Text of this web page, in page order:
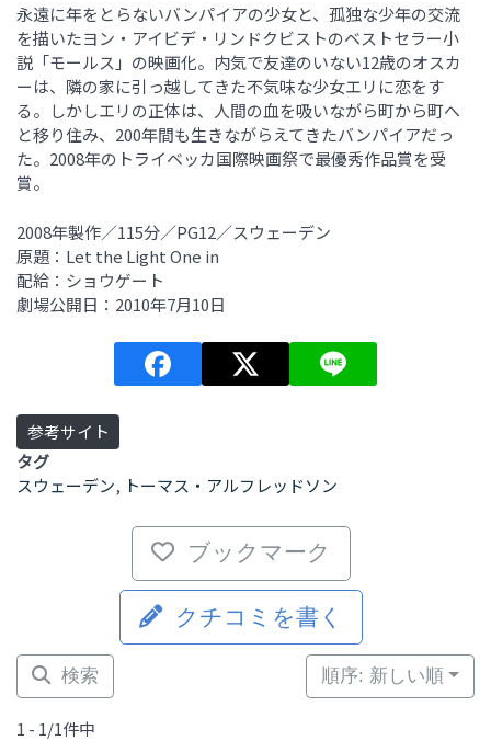
永遠に年をとらないバンパイアの少女と、孤独な少年の交流
を描いたヨン・アイビデ・リンドクビストのベストセラー小
説「モールス」の映画化。内気で友達のいない12歳のオスカ
ーは、隣の家に引っ越してきた不気味な少女エリに恋をす
る。しかしエリの正体は、人間の血を吸いながら町から町へ
と移り住み、200年間も生きながらえてきたバンパイアだっ
た。2008年のトライベッカ国際映画祭で最優秀作品賞を受
賞。
2008年製作／115分／PG12／スウェーデン
原題：Let the Light One in
配給：ショウゲート
劇場公開日：2010年7月10日
参考サイト
タグ
スウェーデン, トーマス・アルフレッドソン
ブックマーク
クチコミを書く
検索
1 - 1/1件中
順序: 新しい順